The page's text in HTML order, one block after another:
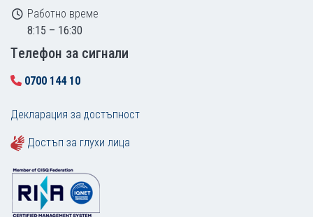
Работно време
8:15 – 16:30
Tелефон за сигнали
0700 144 10
Декларация за достъпност
Достъп за глухи лица